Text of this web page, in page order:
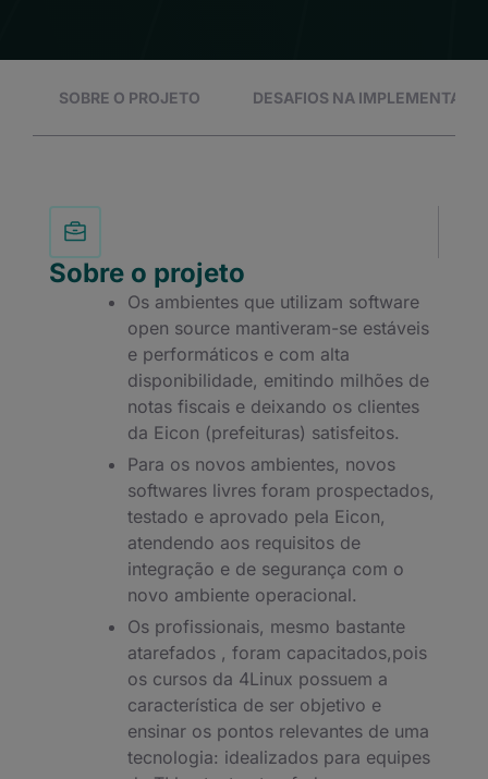
SOBRE O PROJETO DESAFIOS NA
Sobre o projeto
Os ambientes que utilizam software
open source mantiveram-se estáveis
e performáticos e com alta
disponibilidade, emitindo milhões de
notas fiscais e deixando os clientes
da Eicon (prefeituras) satisfeitos.
Para os novos ambientes, novos
softwares livres foram prospectados,
testado e aprovado pela Eicon,
atendendo aos requisitos de
integração e de segurança com o
novo ambiente operacional.
Os profissionais, mesmo bastante
atarefados , foram capacitados,pois
os cursos da 4Linux possuem a
característica de ser objetivo e
ensinar os pontos relevantes de uma
tecnologia: idealizados para equipes